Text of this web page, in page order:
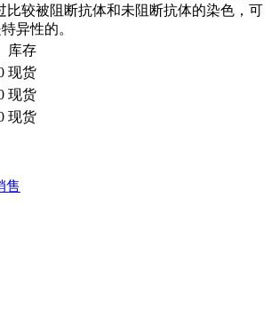
比较被阻断抗体和未阻断抗体的染色，可
异性的。
库存
现货
现货
现货
售